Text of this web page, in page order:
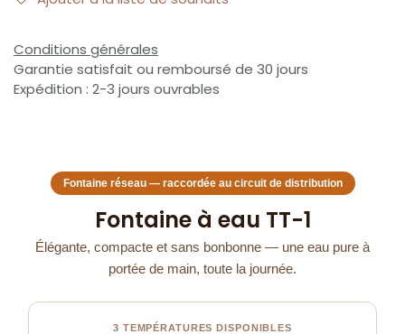
Conditions générales
Garantie satisfait ou remboursé de 30 jours
Expédition : 2-3 jours ouvrables
Fontaine réseau — raccordée au circuit de distribution
Fontaine à eau TT-1
Élégante, compacte et sans bonbonne — une eau pure à
portée de main, toute la journée.
3 TEMPÉRATURES DISPONIBLES